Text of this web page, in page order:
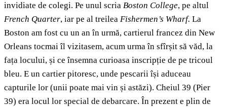
invidiate de colegi. Pe unul scria Boston College, pe altul
French Quarter, iar pe al treilea Fishermen’s Wharf. La
Boston am fost cu un an în urmă, cartierul francez din New
Orleans tocmai îl vizitasem, acum urma în sfîrșit să văd, la
fața locului, și ce însemna curioasa inscripție de pe tricoul
bleu. E un cartier pitoresc, unde pescarii își aduceau
capturile lor (unii poate mai vin și astăzi). Cheiul 39 (Pier
39) era locul lor special de debarcare. În prezent e plin de